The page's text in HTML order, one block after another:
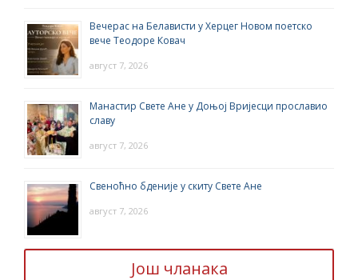
Вечерас на Белависти у Херцег Новом поетско
вече Теодоре Ковач
август 7, 2026
Манастир Свете Ане у Доњој Вријесци прославио
славу
август 7, 2026
Свеноћно бденије у скиту Свете Ане
август 7, 2026
Још чланака